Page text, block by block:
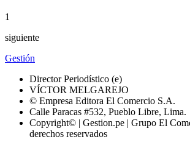
1
siguiente
Gestión
Director Periodístico (e)
VÍCTOR MELGAREJO
© Empresa Editora El Comercio S.A.
Calle Paracas #532, Pueblo Libre, Lima.
Copyright© | Gestion.pe | Grupo El
derechos reservados